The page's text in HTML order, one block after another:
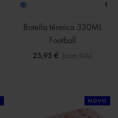
Botella térmica 330ML
Football
25,95 € (com IVA)
NOVO